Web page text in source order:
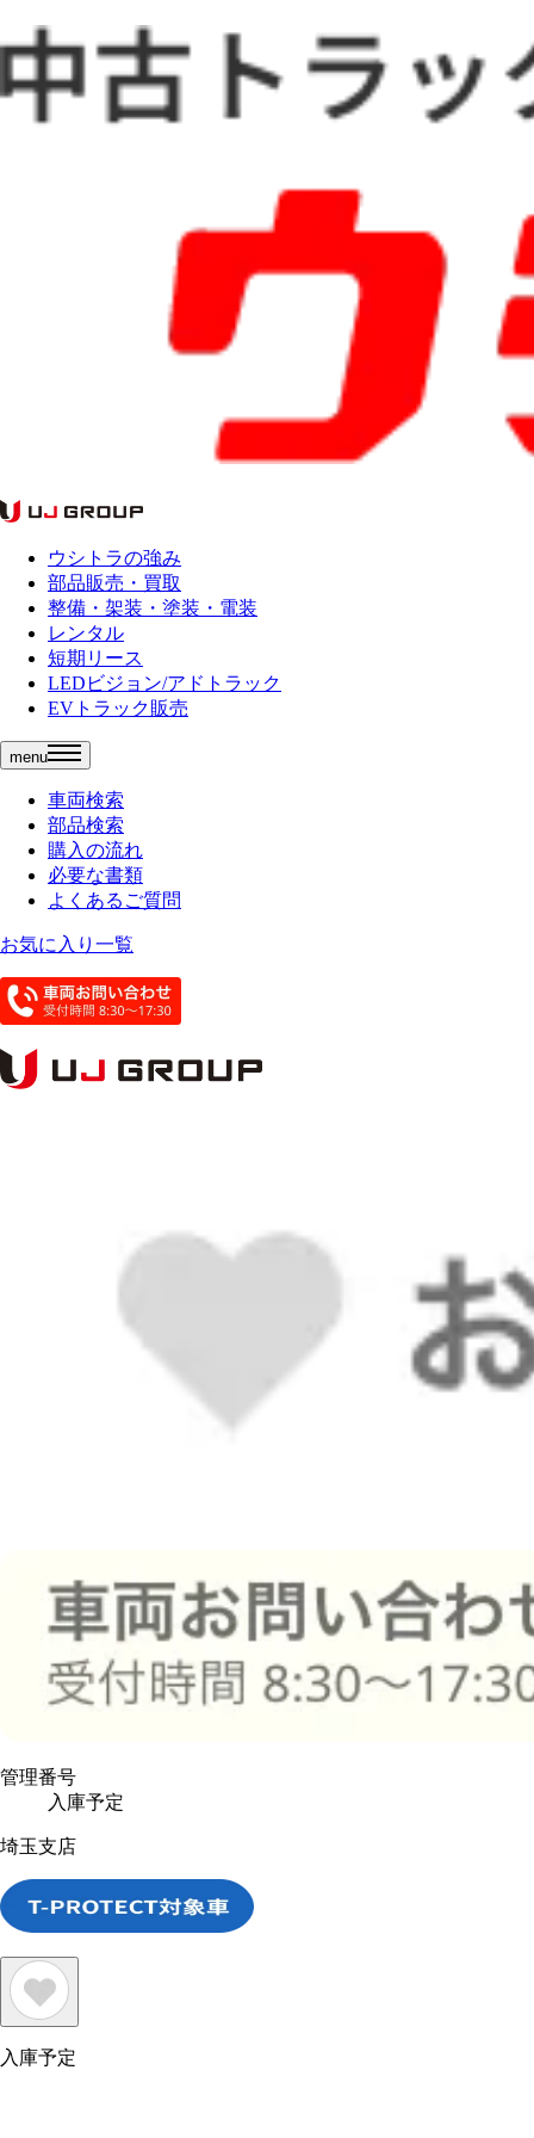
ウシトラの強み
部品販売・買取
整備・架装・塗装・電装
レンタル
短期リース
LEDビジョン/アドトラック
EVトラック販売
menu
車両検索
部品検索
購入の流れ
必要な書類
よくあるご質問
お気に入り一覧
管理番号
入庫予定
埼玉支店
入庫予定